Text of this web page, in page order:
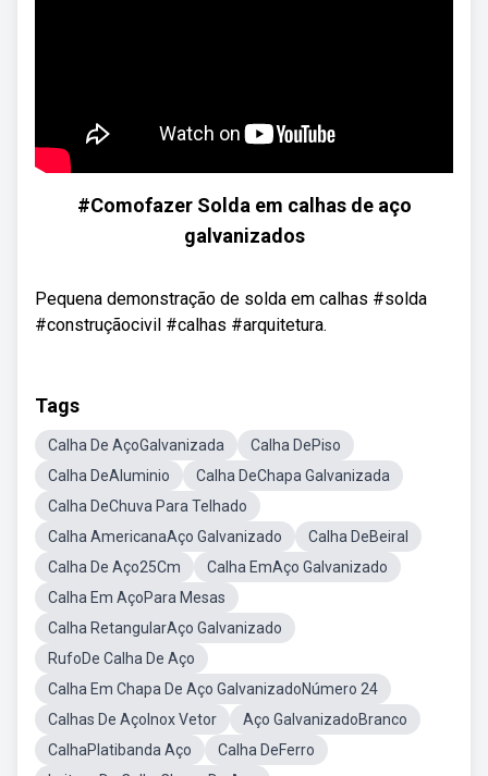
#Comofazer Solda em calhas de aço
galvanizados
Pequena demonstração de solda em calhas #solda
#construçãocivil #calhas #arquitetura.
Tags
Calha De AçoGalvanizada
Calha DePiso
Calha DeAluminio
Calha DeChapa Galvanizada
Calha DeChuva Para Telhado
Calha AmericanaAço Galvanizado
Calha DeBeiral
Calha De Aço25Cm
Calha EmAço Galvanizado
Calha Em AçoPara Mesas
Calha RetangularAço Galvanizado
RufoDe Calha De Aço
Calha Em Chapa De Aço GalvanizadoNúmero 24
Calhas De AçoInox Vetor
Aço GalvanizadoBranco
CalhaPlatibanda Aço
Calha DeFerro